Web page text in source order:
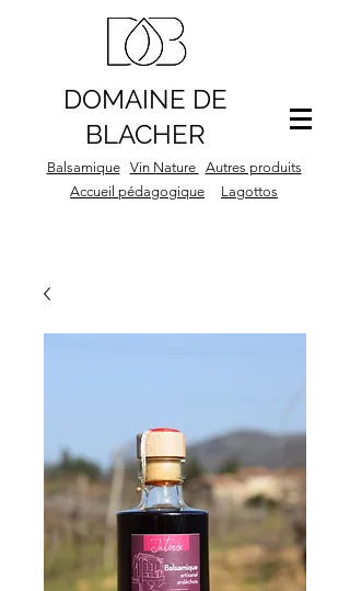
DOMAINE DE
BLACHER
Balsamique Vin Nature Autres produits
Accueil pédagogique
Lagottos